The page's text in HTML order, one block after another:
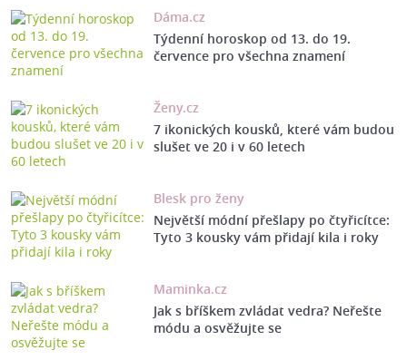
Dáma.cz
Týdenní horoskop od 13. do 19.
července pro všechna znamení
Ženy.cz
7 ikonických kousků, které vám budou
slušet ve 20 i v 60 letech
Blesk pro ženy
Největší módní přešlapy po čtyřicítce:
Tyto 3 kousky vám přidají kila i roky
Maminka.cz
Jak s bříškem zvládat vedra? Neřešte
módu a osvěžujte se